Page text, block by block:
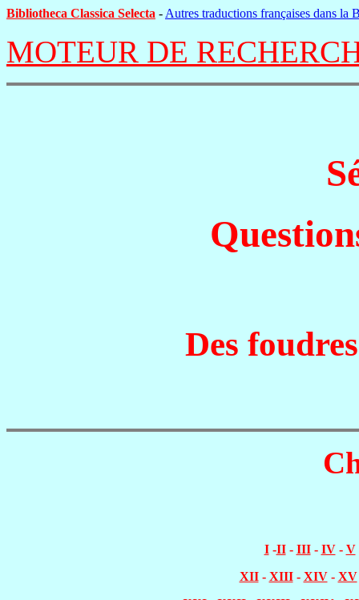
Bibliotheca Classica Selecta - Autres traductions françaises dans la
MOTEUR DE
Des
I-II- III- IV- V
XII- XIII- XIV- XV